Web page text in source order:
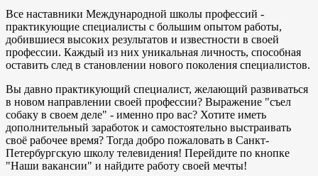
Все наставники Международной школы профессий -
практикующие специалисты с большим опытом работы,
добившиеся высоких результатов и известности в своей
профессии. Каждый из них уникальная личность, способная
оставить след в становлении нового поколения специалистов.
Вы давно практикующий специалист, желающий развиваться
в новом направлении своей профессии? Выражение "съел
собаку в своем деле" - именно про вас? Хотите иметь
дополнительный заработок и самостоятельно выстраивать
своё рабочее время? Тогда добро пожаловать в Санкт-
Петербургскую школу телевидения! Перейдите по кнопке
"Наши вакансии" и найдите работу своей мечты!